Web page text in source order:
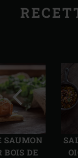
SAUMON
BOIS DE
Diapo